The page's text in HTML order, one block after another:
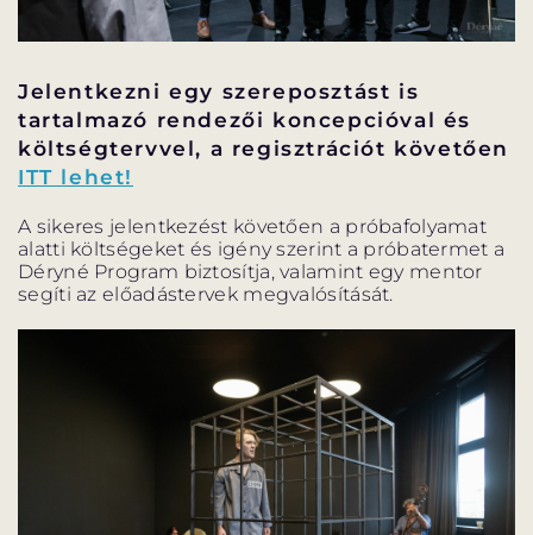
Jelentkezni egy szereposztást is
tartalmazó rendezői koncepcióval és
költségtervvel, a regisztrációt követően
ITT lehet!
A sikeres jelentkezést követően a próbafolyamat
alatti költségeket és igény szerint a próbatermet a
Déryné Program biztosítja, valamint egy mentor
segíti az előadástervek megvalósítását.